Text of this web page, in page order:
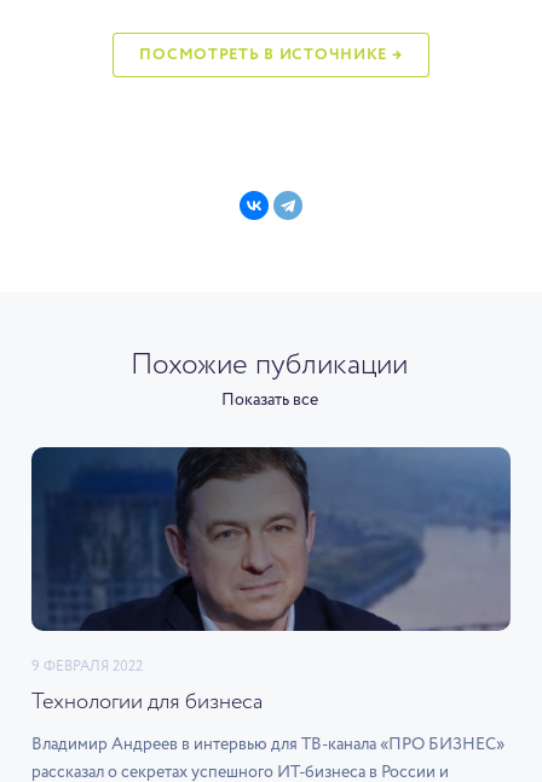
ПОСМОТРЕТЬ В ИСТОЧНИКЕ →
Похожие публикации
Показать все
9 ФЕВРАЛЯ 2022
Технологии для бизнеса
Владимир Андреев в интервью для ТВ-канала «ПРО БИЗНЕС»
рассказал о секретах успешного ИТ-бизнеса в России и